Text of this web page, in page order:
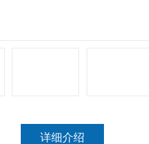
详细介绍